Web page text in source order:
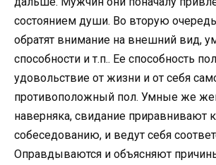
состоянием души. Во вторую
обратят внимание на внешний вид,
способности и т.п.. Ее способность
удовольствие от жизни и от себя
противоположный пол. Умные же
наверняка, свидание приравнивают к
собеседованию, и ведут себя
Оправдываются и объясняют